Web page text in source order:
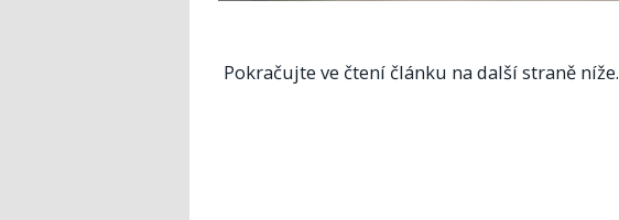
Pokračujte ve čtení článku na další straně níže.